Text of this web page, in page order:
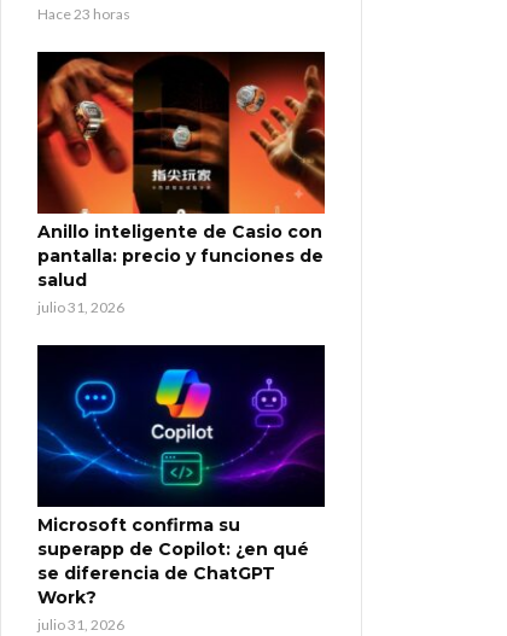
Hace 23 horas
Anillo inteligente de Casio con
pantalla: precio y funciones de
salud
julio 31, 2026
Microsoft confirma su
superapp de Copilot: ¿en qué
se diferencia de ChatGPT
Work?
julio 31, 2026